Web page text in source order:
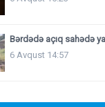
Bərdədə açıq sahədə
6 Avqust 14:57